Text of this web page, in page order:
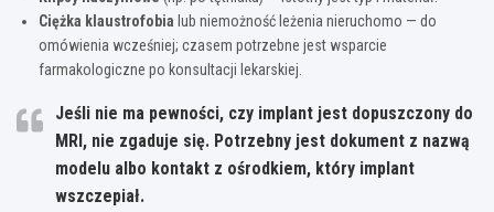
Ciężka klaustrofobia lub niemożność leżenia nieruchomo — do
omówienia wcześniej; czasem potrzebne jest wsparcie
farmakologiczne po konsultacji lekarskiej.
Jeśli nie ma pewności, czy implant jest dopuszczony do
MRI, nie zgaduje się. Potrzebny jest dokument z nazwą
modelu albo kontakt z ośrodkiem, który implant
wszczepiał.